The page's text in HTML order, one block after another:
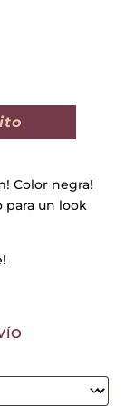
Color negra!
para un look